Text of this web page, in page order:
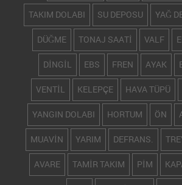
TAKIM DOLABI SU DEPOSU YAĞ
DÜĞME TONAJ SAATİ VALF
DİNGİL EBS FREN AYAK
VENTİL KELEPÇE HAVA TÜPÜ
YANGIN DOLABI HORTUM ÖN
MUAVİN YARIM DEFRANS.
AVARE TAMİR TAKIM PİM